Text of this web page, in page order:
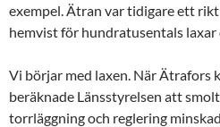
exempel. Ätran var tidigare ett
hemvist för hundratusentals laxar
Vi börjar med laxen. När Ätrafors
beräknade Länsstyrelsen att
torrläggning och reglering